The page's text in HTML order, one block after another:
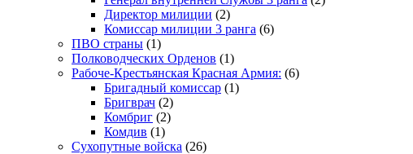
Директор милиции (2)
Комиссар милиции 3 ранга (6)
ПВО страны (1)
Полководческих Орденов (1)
Рабоче-Крестьянская Красная Армия: (6)
Бригадный комиссар (1)
Бригврач (2)
Комбриг (2)
Комдив (1)
Сухопутные войска (26)